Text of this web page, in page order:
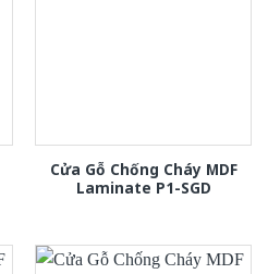
Cửa Gỗ Chống Cháy MDF
Laminate P1-SGD